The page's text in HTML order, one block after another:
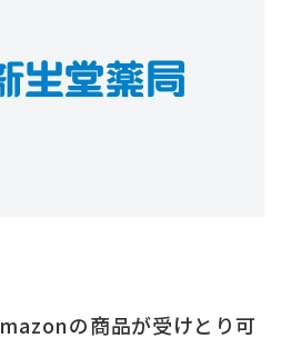
の商品が受けとり可